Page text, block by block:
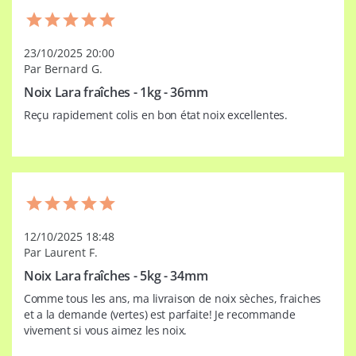
23/10/2025 20:00
Par Bernard G.
Noix Lara fraîches - 1kg - 36mm
Reçu rapidement colis en bon état noix excellentes.
12/10/2025 18:48
Par Laurent F.
Noix Lara fraîches - 5kg - 34mm
Comme tous les ans, ma livraison de noix sèches, fraiches
et a la demande (vertes) est parfaite! Je recommande
vivement si vous aimez les noix.